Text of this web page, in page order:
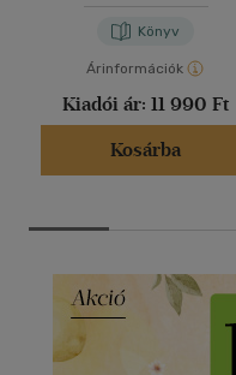
Könyv
Árinformációk
Kiadói ár: 11 990 Ft
Kosárba